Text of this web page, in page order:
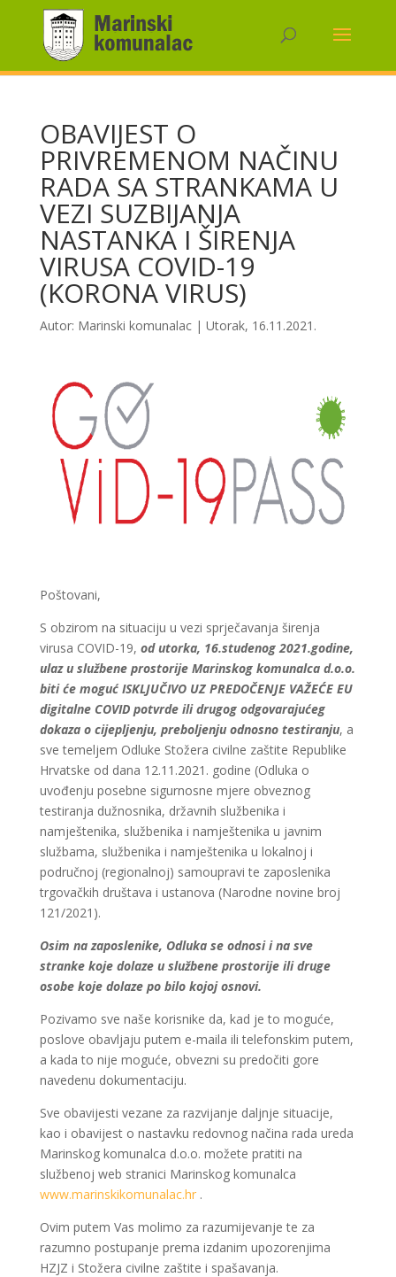
OBAVIJEST O
PRIVREMENOM NAČINU
RADA SA STRANKAMA U
VEZI SUZBIJANJA
NASTANKA I ŠIRENJA
VIRUSA COVID-19
(KORONA VIRUS)
Autor: Marinski komunalac| Utorak, 16.11.2021.
Poštovani,
S obzirom na situaciju u vezi sprječavanja širenja
virusa COVID-19, od utorka, 16.studenog 2021.godine,
ulaz u službene prostorije Marinskog komunalca d.o.o.
biti će moguć ISKLJUČIVO UZ PREDOČENJE VAŽEĆE EU
digitalne COVID potvrde ili drugog odgovarajućeg
dokaza o cijepljenju, preboljenju odnosno testiranju, a
sve temeljem Odluke Stožera civilne zaštite Republike
Hrvatske od dana 12.11.2021. godine (Odluka o
uvođenju posebne sigurnosne mjere obveznog
testiranja dužnosnika, državnih službenika i
namještenika, službenika i namještenika u javnim
službama, službenika i namještenika u lokalnoj i
područnoj (regionalnoj) samoupravi te zaposlenika
trgovačkih društava i ustanova (Narodne novine broj
121/2021).
Osim na zaposlenike, Odluka se odnosi i na sve
stranke koje dolaze u službene prostorije ili druge
osobe koje dolaze po bilo kojoj osnovi.
Pozivamo sve naše korisnike da, kad je to moguće,
poslove obavljaju putem e-maila ili telefonskim putem,
a kada to nije moguće, obvezni su predočiti gore
navedenu dokumentaciju.
Sve obavijesti vezane za razvijanje daljnje situacije,
kao i obavijest o nastavku redovnog načina rada ureda
Marinskog komunalca d.o.o. možete pratiti na
službenoj web stranici Marinskog komunalca
www.marinskikomunalac.hr.
Ovim putem Vas molimo za razumijevanje te za
razumno postupanje prema izdanim upozorenjima
HZJZ i Stožera civilne zaštite i spašavanja.